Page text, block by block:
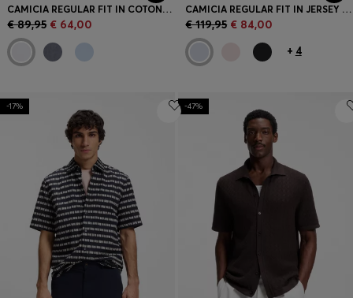
CAMICIA REGULAR FIT IN COTONE OXFORD LAVATO DELICATO
€ 89,95 € 64,00
CAMICIA REGULAR FIT IN JERSEY DI COTONE RESISTENTE ALLE RUGHE
€ 119,95 € 84,00
+ 4
-17% -47%